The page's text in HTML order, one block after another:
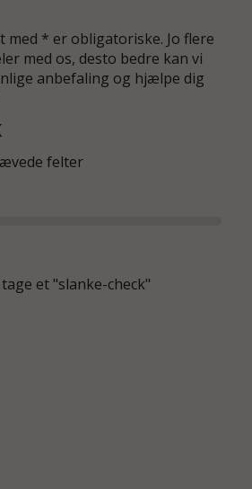
* er obligatoriske. Jo flere
med os, desto bedre kan vi
anbefaling og hjælpe dig
felter
et "slanke-check"